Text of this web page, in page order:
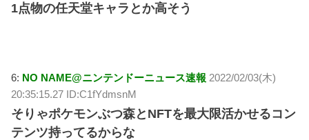
1点物の任天堂キャラとか高そう
6: NO NAME@ニンテンドーニュース速報 2022/02/03(木)
20:35:15.27 ID:C1fYdmsnM
そりゃポケモンぶつ森とNFTを最大限活かせるコン
テンツ持ってるからな